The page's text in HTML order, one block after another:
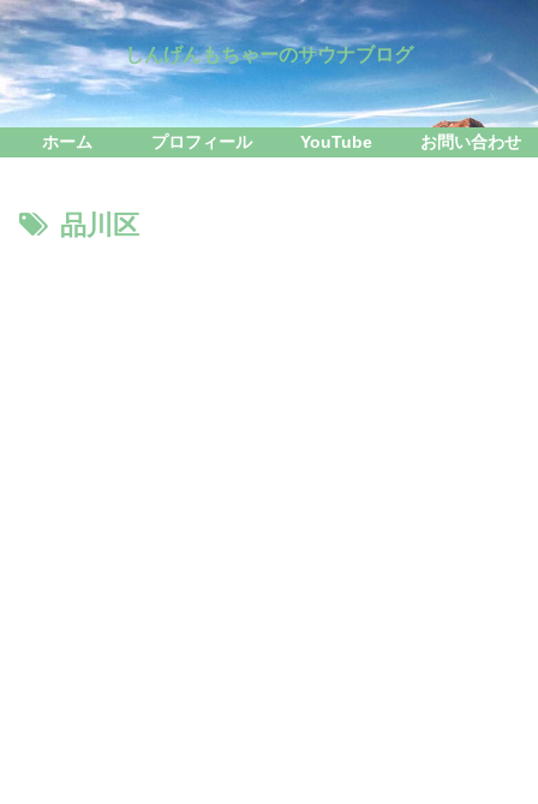
しんげんもちゃーのサウナブログ
ホーム プロフィール YouTube お問い合わせ
品川区